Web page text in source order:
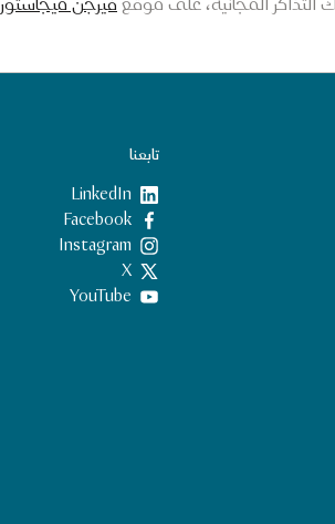
تابعنا
LinkedIn
‎Facebook‏
‎Instagram‏
X
YouTube